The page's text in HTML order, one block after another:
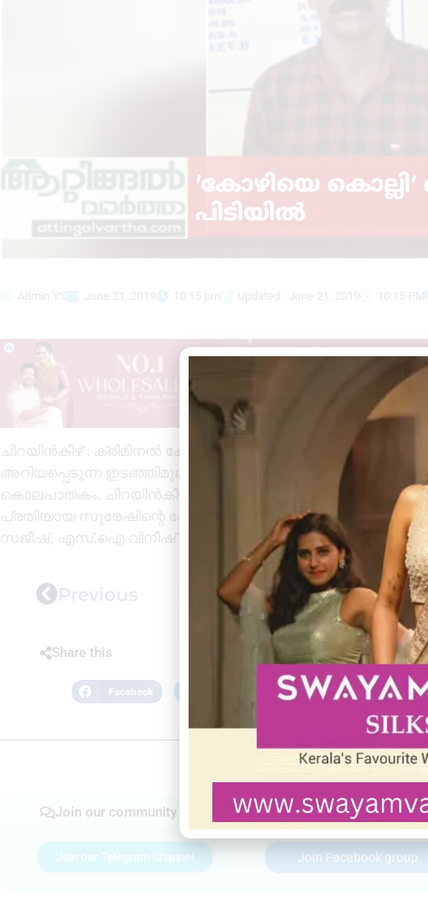
Admin YS June 21, 2019 10:15 pm Updated : June 21, 2019 10:15 PM
ചിറയിൻകീഴ് : ക്രിമിനൽ കേസുകളിലെ പ്രതി
അറിയപ്പെടുന്ന ഇടഞ്ഞിമൂല ചേരിയില്‍ വീട്ടില്‍ സുരേഷ്
കൊലപാതകം, ചിറയിന്‍കീഴിലെ വധശ്രമം, അടിപിടി,
പ്രതിയായ സുരേഷിന്റെ പേരിൽ ചിറയിന്‍കീഴ്, മംഗലപുരം
സജീഷ്, എസ്.ഐ വിനീഷ് എന്നിവരുടെ നേതൃത്വത്തിൽ
Previous
Share this
Facebook LinkedIn
Join our community
Join our Telegram Channel Join Facebook group